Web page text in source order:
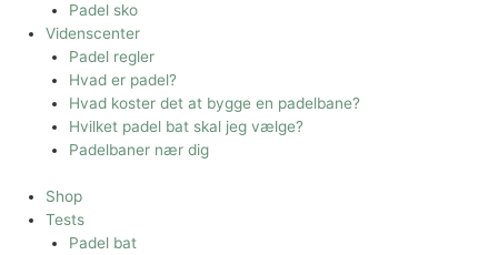
Padel sko
Videnscenter
Padel regler
Hvad er padel?
Hvad koster det at bygge en padelbane?
Hvilket padel bat skal jeg vælge?
Padelbaner nær dig
Shop
Tests
Padel bat